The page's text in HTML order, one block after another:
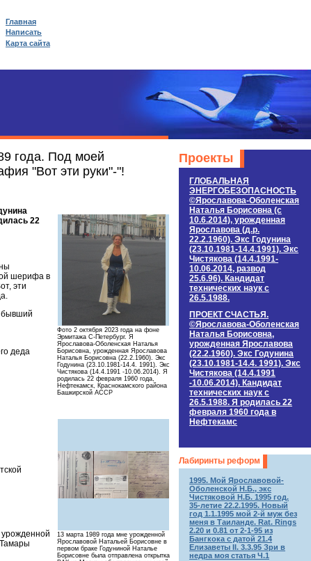
года. Под моей
"Вот эти руки"-"!
Фото 2 октября 2023 года на фоне
Эрмитажа С-Петербург. Я
Ярославова-Оболенская Наталья
Борисовна, урожденная Ярославова
Наталья Борисовна (22.2.1960). Экс
Годунина (23.10.1981-14.4. 1991). Экс
Чистякова (14.4.1991 -10.06.2014). Я
родилась 22 февраля 1960 года,
Нефтекамск, Краснокамского района
Башкирской АССР
13 марта 1989 года мне урожденной
Ярославовой Натальей Борисовне в
первом браке Годуниной Наталье
Борисовне была отправлена открытка
22
шерифа в
эти
бывший
деда
урожденной
Проекты
ГЛОБАЛЬНАЯ
ЭНЕРГОБЕЗОПАСНОСТЬ
©Ярославова-Оболенская
Наталья Борисовна (c
10.6.2014), урожденная
Ярославова (д.р.
22.2.1960). Экс Годунина
(23.10.1981-14.4.1991). Экс
Чистякова (14.4.1991-
10.06.2014, развод
25.6.96). Кандидат
технических наук c
26.5.1988.
ПРОЕКТ СЧАСТЬЯ.
©Ярославова-Оболенская
Наталья Борисовна,
урожденная Ярославова
(22.2.1960). Экс Годунина
(23.10.1981-14.4. 1991). Экс
Чистякова (14.4.1991
-10.06.2014). Кандидат
технических наук c
26.5.1988. Я родилась 22
февраля 1960 года в
Нефтекамс
Лабиринты реформ
1995. Мой Ярославовой-
Оболенской Н.Б., экс
Чистяковой Н.Б. 1995 год.
35-летие 22.2.1995. Новый
год 1.1.1995 мой 2-й муж без
меня в Таиланде. Rat. Rings
2.20 и 0.81 от 2-1-95 из
Бангкока с датой 21.4
Елизаветы II. 3.3.95 Зри в
недра моя статья Ч.1
Главная
Написать
Карта сайта